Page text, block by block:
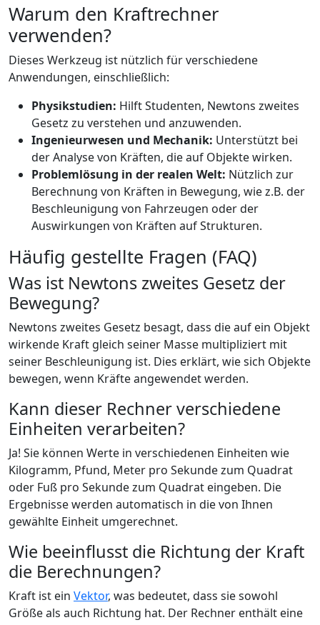
Warum den Kraftrechner
verwenden?
Dieses Werkzeug ist nützlich für verschiedene
Anwendungen, einschließlich:
Physikstudien: Hilft Studenten, Newtons zweites
Gesetz zu verstehen und anzuwenden.
Ingenieurwesen und Mechanik: Unterstützt bei
der Analyse von Kräften, die auf Objekte wirken.
Problemlösung in der realen Welt: Nützlich zur
Berechnung von Kräften in Bewegung, wie z.B. der
Beschleunigung von Fahrzeugen oder der
Auswirkungen von Kräften auf Strukturen.
Häufig gestellte Fragen (FAQ)
Was ist Newtons zweites Gesetz der
Bewegung?
Newtons zweites Gesetz besagt, dass die auf ein Objekt
wirkende Kraft gleich seiner Masse multipliziert mit
seiner Beschleunigung ist. Dies erklärt, wie sich Objekte
bewegen, wenn Kräfte angewendet werden.
Kann dieser Rechner verschiedene
Einheiten verarbeiten?
Ja! Sie können Werte in verschiedenen Einheiten wie
Kilogramm, Pfund, Meter pro Sekunde zum Quadrat
oder Fuß pro Sekunde zum Quadrat eingeben. Die
Ergebnisse werden automatisch in die von Ihnen
gewählte Einheit umgerechnet.
Wie beeinflusst die Richtung der Kraft
die Berechnungen?
Kraft ist ein Vektor, was bedeutet, dass sie sowohl
Größe als auch Richtung hat. Der Rechner enthält eine